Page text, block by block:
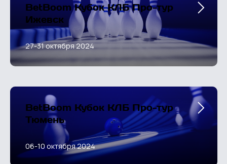
BetBoom Кубок КЛБ Про-тур
Ижевск
27-31 октября 2024
BetBoom Кубок КЛБ Про-тур
Тюмень
06-10 октября 2024